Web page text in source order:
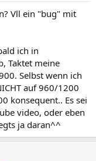
Vll ein "bug" mit
ich in
Taktet meine
Selbst wenn ich
auf 960/1200
konsequent.. Es sei
video, oder eben
ja daran^^